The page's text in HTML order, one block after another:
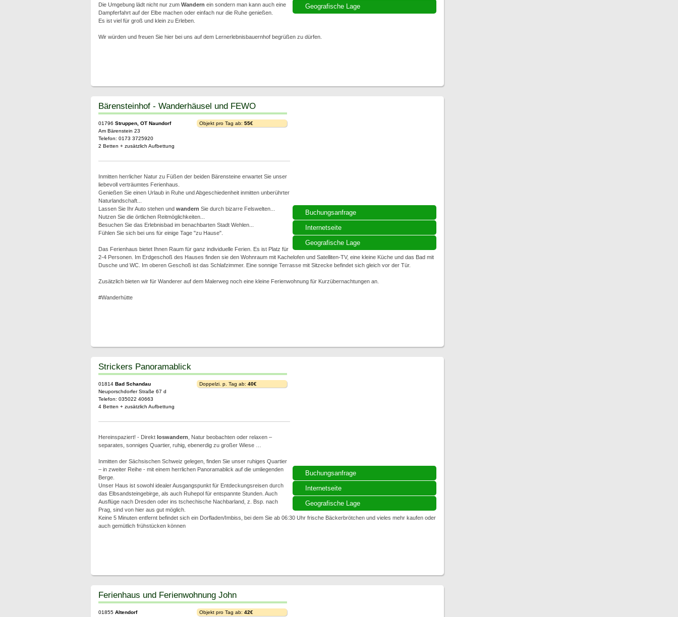
Geografische Lage
Die Umgebung lädt nicht nur zum Wandern ein sondern man kann auch eine
Dampferfahrt auf der Elbe machen oder einfach nur die Ruhe genießen.
Es ist viel für groß und klein zu Erleben.
Wir würden und freuen Sie hier bei uns auf dem Lernerlebnisbauernhof begrüßen zu dürfen.
Buchungsanfrage
Internetseite
Geografische Lage
Bärensteinhof - Wanderhäusel und FEWO
01796 Struppen, OT Naundorf
Am Bärenstein 23
Telefon: 0173 3725920
2 Betten + zusätzlich Aufbettung
Objekt pro Tag ab: 55€
Inmitten herrlicher Natur zu Füßen der beiden Bärensteine erwartet Sie unser
liebevoll verträumtes Ferienhaus.
Genießen Sie einen Urlaub in Ruhe und Abgeschiedenheit inmitten unberührter
Naturlandschaft...
Lassen Sie Ihr Auto stehen und wandern Sie durch bizarre Felswelten...
Nutzen Sie die örtlichen Reitmöglichkeiten...
Besuchen Sie das Erlebnisbad im benachbarten Stadt Wehlen...
Fühlen Sie sich bei uns für einige Tage "zu Hause".
Das Ferienhaus bietet Ihnen Raum für ganz individuelle Ferien. Es ist Platz für
2-4 Personen. Im Erdgeschoß des Hauses finden sie den Wohnraum mit Kachelofen und Satelliten-TV, eine kleine Küche und das Bad mit
Dusche und WC. Im oberen Geschoß ist das Schlafzimmer. Eine sonnige Terrasse mit Sitzecke befindet sich gleich vor der Tür.
Zusätzlich bieten wir für Wanderer auf dem Malerweg noch eine kleine Ferienwohnung für Kurzübernachtungen an.
#Wanderhütte
Buchungsanfrage
Internetseite
Geografische Lage
Strickers Panoramablick
01814 Bad Schandau
Neuporschdorfer Straße 67 d
Telefon: 035022 40663
4 Betten + zusätzlich Aufbettung
Doppelzi. p. Tag ab: 40€
Hereinspaziert! - Direkt loswandern , Natur beobachten oder relaxen –
separates, sonniges Quartier, ruhig, ebenerdig zu großer Wiese …
Inmitten der Sächsischen Schweiz gelegen, finden Sie unser ruhiges Quartier
– in zweiter Reihe - mit einem herrlichen Panoramablick auf die umliegenden
Berge.
Unser Haus ist sowohl idealer Ausgangspunkt für Entdeckungsreisen durch
das Elbsandsteingebirge, als auch Ruhepol für entspannte Stunden. Auch
Ausflüge nach Dresden oder ins tschechische Nachbarland, z. Bsp. nach
Prag, sind von hier aus gut möglich.
Keine 5 Minuten entfernt befindet sich ein Dorfladen/Imbiss, bei dem Sie ab 06:30 Uhr frische Bäckerbrötchen und vieles mehr kaufen oder
auch gemütlich frühstücken können
Ferienhaus und Ferienwohnung John
01855 Altendorf Objekt pro Tag ab: 42€